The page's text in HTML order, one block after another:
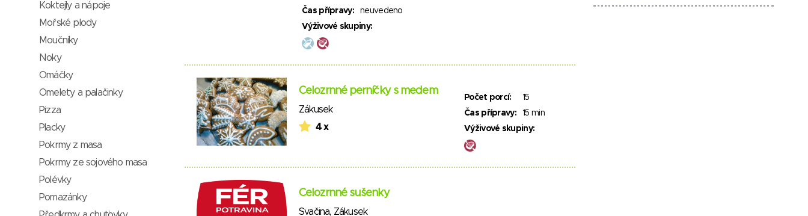
Koktejly a nápoje
Mořské plody
Moučníky
Noky
Omáčky
Omelety a palačinky
Pizza
Placky
Pokrmy z masa
Pokrmy ze sojového masa
Polévky
Pomazánky
Čas přípravy:
neuvedeno
Výživové skupiny:
Celozrnné perníčky s medem
Zákusek
4 x
Počet porcí:
15
Čas přípravy:
15 min
Výživové skupiny:
Celozrnné sušenky
Svačina, Zákusek